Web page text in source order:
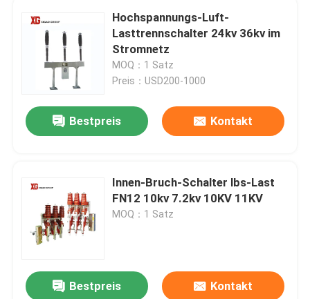
Produkte
Über uns
Fabrik-Ausflug
Treten Sie mit uns in Verbindung
Fordern Sie ein Zitat
Luft-Lasttrennschalter
Hochspannungs-Luft-
Lasttrennschalter 24kv 36kv im
Stromnetz
MOQ：1 Satz
Preis：USD200-1000
Bestpreis Kontakt
Innen-Bruch-Schalter lbs-Last
FN12 10kv 7.2kv 10KV 11KV
MOQ：1 Satz
Bestpreis Kontakt